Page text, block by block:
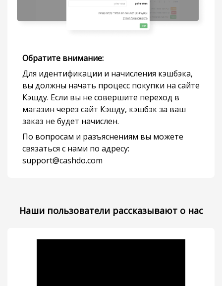
Обратите внимание:
Для идентификации и начисления кэшбэка,
вы должны начать процесс покупки на сайте
Кэшду. Если вы не совершите переход в
магазин через сайт Кэшду, кэшбэк за ваш
заказ не будет начислен.
По вопросам и разъяснениям вы можете
связаться с нами по адресу:
support@cashdo.com
Наши пользователи рассказывают о нас